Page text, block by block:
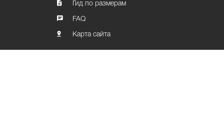
Гид по размерам
FAQ
Карта сайта